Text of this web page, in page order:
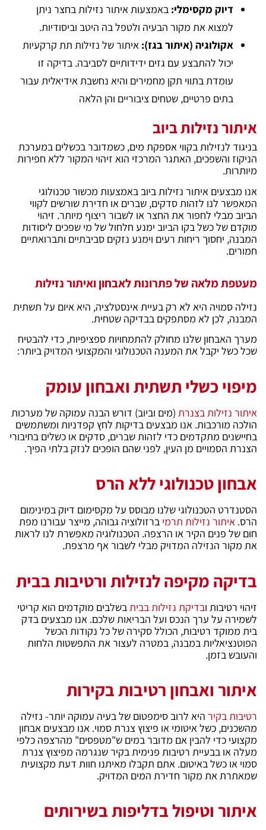
דיוק מקסימלי: באמצעות איתור נזילות בחצר ניתן
למצוא את מקור הבעיה ולטפל בה היטב וביסודיות.
אקולוגיה (איתור בגז): איתור של נזילות תת קרקעיות
יכול להתבצע עם גזים ידידותיים לסביבה. בדיקה זו
עומדת בתווי תקן מחמירים והיא נחשבת אידיאלית עבור
בתים פרטיים, שטחים ציבוריים והן הלאה
איתור נזילות ביוב
בניגוד לנזילות בקווי אספקת מים, כשמדובר בכשלים במערכת
הניקוז והשפכים, האתגר המרכזי הוא זיהוי המקור ללא חפירות
מיותרות.
אנו מבצעים איתור נזילות ביוב באמצעות מכשור טכנולוגי
המאפשר לנו לזהות סדקים, שברים או חדירת שורשים לקווי
הביוב מבלי לחפור את החצר או לשבור ריצוף מיותר. זיהוי
מוקדם של כשל בקו הביוב ימנע חלחול של מי שפכים ליסודות
המבנה, יחסוך ריחות רעים וימנע נזקים סביבתיים ותברואתיים
חמורים.
מעטפת מלאה של פתרונות לאבחון ואיתור נזילות
נזילה סמויה היא לא רק בעיית אינסטלציה, היא איום על תשתית
המבנה, לכן לא מסתפקים בבדיקה שטחית.
מערך האבחון שלנו מחולק להתמחויות ספציפיות, כדי להבטיח
שכל כשל יקבל את המענה הטכנולוגי והמקצועי המדויק ביותר:
מיפוי כשלי תשתית ואבחון עומק
איתור נזילות בצנרת (מים וביוב) דורש הבנה עמוקה של מערכות
הולכה מורכבות. אנו מבצעים בדיקות לחץ קפדניות ומשתמשים
בחיישנים מתקדמים כדי לזהות שברים, סדקים או כשלים בחיבורי
הצנרת הסמויים מן העין, לפני שהם הופכים לנזק בלתי הפיך.
אבחון טכנולוגי ללא הרס
הסטנדרט הטכנולוגי שלנו מבוסס על מקסימום דיוק במינימום
הרס. איתור נזילות תרמי ברזולוציה גבוהה, מייצר עבורנו מפת
חום של פנים הקיר או הרצפה. הטכנולוגיה מאפשרת לנו לראות
את מקור הנזילה המדויק מבלי לשבור אף מרצפת.
בדיקה מקיפה לנזילות ורטיבות בבית
זיהוי רטיבות ובדיקת נזילות בבית בשלבים מוקדמים הוא קריטי
לשמירה על ערך הנכס ועל הבריאות שלכם. אנו מבצעים בדק
בית ממוקד רטיבות, הכולל סקירה של כל נקודות הכשל
הפוטנציאליות במבנה, במטרה לעצור את התפשטות הלחות
והעובש בזמן.
איתור ואבחון רטיבות בקירות
רטיבות בקיר היא לרוב סימפטום של בעיה עמוקה יותר- נזילה
מהשכנים, כשל איטומי או פיצוץ צנרת סמוי. אנו מבצעים אבחון
מקצועי כדי להבין אם מדובר במים ש"מטפסים" מהרצפה כלפי
מעלה או בבעיית רטיבות פנימית בקיר שנגרמה מפיצוץ צנרת
סמוי או כשל באיטום. אתם תקבלו מאיתנו חוות דעת מקצועית
שמאתרת את מקור חדירת המים המדויק.
איתור וטיפול בדליפות בשירותים